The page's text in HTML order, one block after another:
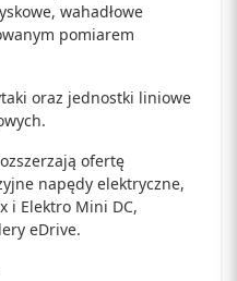
wahadłowe
pomiarem
oraz jednostki liniowe
ofertę
napędy elektryczne,
i Elektro Mini DC,
eDrive.